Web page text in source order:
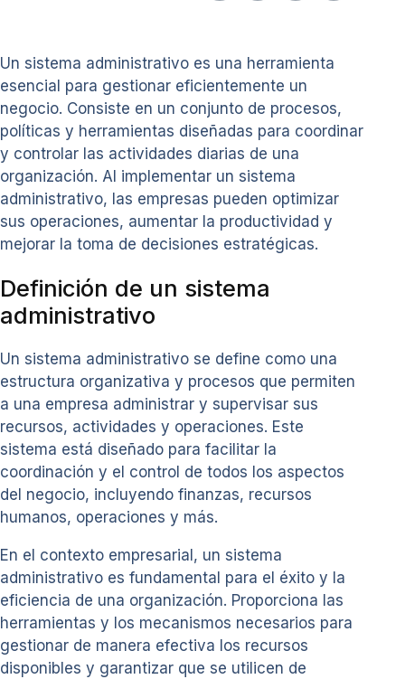
Un sistema administrativo es una herramienta
esencial para gestionar eficientemente un
negocio. Consiste en un conjunto de procesos,
políticas y herramientas diseñadas para coordinar
y controlar las actividades diarias de una
organización. Al implementar un sistema
administrativo, las empresas pueden optimizar
sus operaciones, aumentar la productividad y
mejorar la toma de decisiones estratégicas.
Definición de un sistema
administrativo
Un sistema administrativo se define como una
estructura organizativa y procesos que permiten
a una empresa administrar y supervisar sus
recursos, actividades y operaciones. Este
sistema está diseñado para facilitar la
coordinación y el control de todos los aspectos
del negocio, incluyendo finanzas, recursos
humanos, operaciones y más.
En el contexto empresarial, un sistema
administrativo es fundamental para el éxito y la
eficiencia de una organización. Proporciona las
herramientas y los mecanismos necesarios para
gestionar de manera efectiva los recursos
disponibles y garantizar que se utilicen de